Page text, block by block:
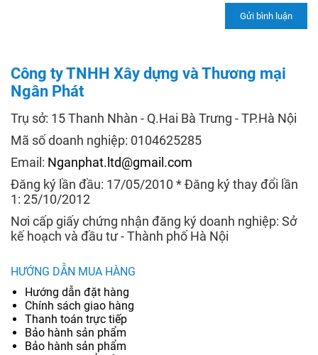
Công ty TNHH Xây dựng và Thương mại
Ngân Phát
Trụ sở: 15 Thanh Nhàn - Q.Hai Bà Trưng - TP.Hà Nội
Mã số doanh nghiệp: 0104625285
Email: Nganphat.ltd@gmail.com
Đăng ký lần đầu: 17/05/2010 * Đăng ký thay đổi lần
1: 25/10/2012
Nơi cấp giấy chứng nhận đăng ký doanh nghiệp: Sở
kế hoạch và đầu tư - Thành phố Hà Nội
HƯỚNG DẪN MUA HÀNG
Hướng dẫn đặt hàng
Chính sách giao hàng
Thanh toán trực tiếp
Bảo hành sản phẩm
Bảo hành sản phẩm